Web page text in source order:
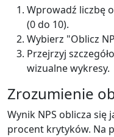
Wprowadź liczbę
(0 do 10).
Wybierz "Oblicz
Przejrzyj
wizualne wykresy.
Zrozumienie
Wynik NPS oblicza
procent krytyków. Na